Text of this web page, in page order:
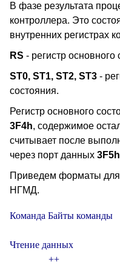
В фазе результата
контроллера. Это
внутренних регистрах
RS - регистр основного
ST0, ST1, ST2, ST3 -
состояния.
Регистр основного
3F4h, содержимое
считывает после
через порт данных 3F5h
Приведем форматы для
НГМД.
Команда Байты команды
Чтение данных
                +­­­­­­­­­­­­­­­­­­­­­­­­­­­­­­­+